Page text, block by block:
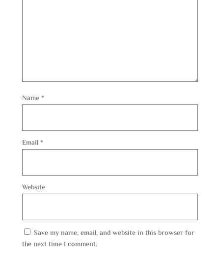
Name *
Email *
Website
Save my name, email, and website in this browser for
the next time I comment.